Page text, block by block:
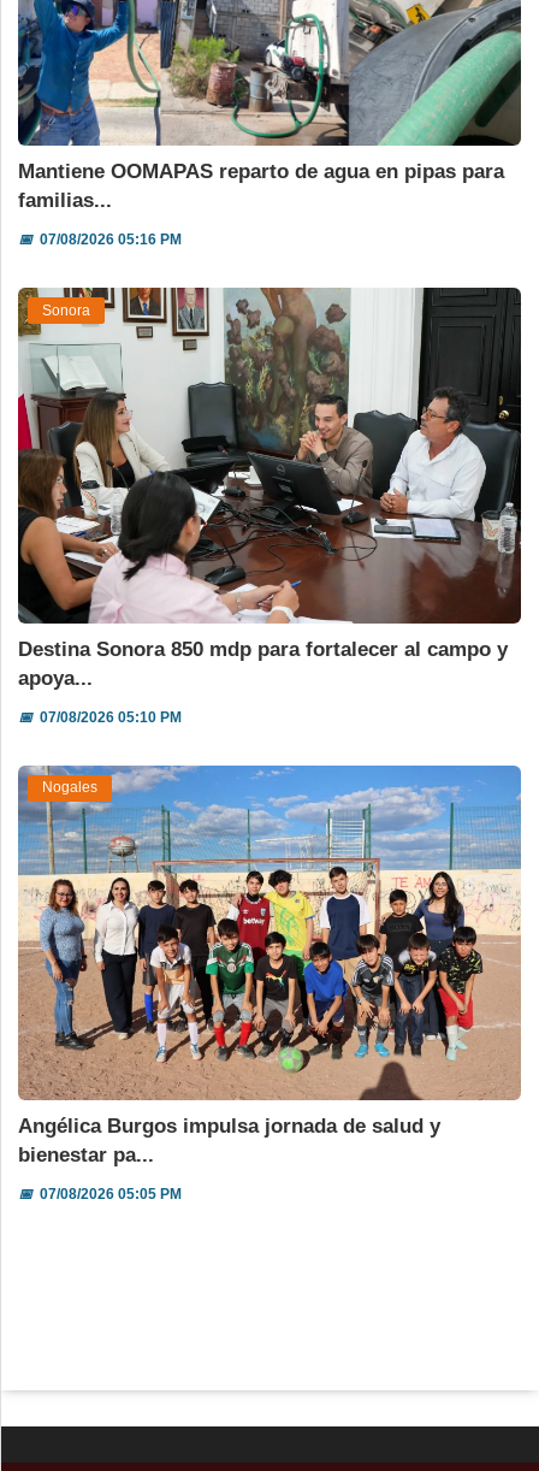
Mantiene OOMAPAS reparto de agua en pipas para
familias...
📅07/08/2026 05:16 PM
Sonora
Destina Sonora 850 mdp para fortalecer al campo y
apoya...
📅07/08/2026 05:10 PM
Nogales
Angélica Burgos impulsa jornada de salud y
bienestar pa...
📅07/08/2026 05:05 PM